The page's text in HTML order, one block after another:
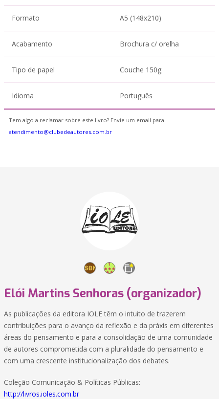
Formato A5 (148x210)
Acabamento Brochura c/ orelha
Tipo de papel Couche 150g
Idioma Português
Tem algo a reclamar sobre este livro? Envie um email para
atendimento@clubedeautores.com.br
Elói Martins Senhoras (organizador)
As publicações da editora IOLE têm o intuito de trazerem
contribuições para o avanço da reflexão e da práxis em diferentes
áreas do pensamento e para a consolidação de uma comunidade
de autores comprometida com a pluralidade do pensamento e
com uma crescente institucionalização dos debates.
Coleção Comunicação & Políticas Públicas:
http://livros.ioles.com.br